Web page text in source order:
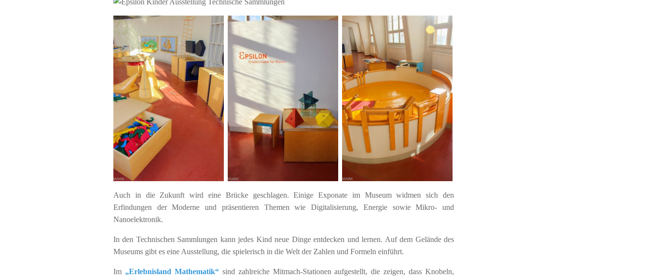
Auch in die Zukunft wird eine Brücke geschlagen. Einige Exponate im Museum widmen sich den
Erfindungen der Moderne und präsentieren Themen wie Digitalisierung, Energie sowie Mikro- und
Nanoelektronik.
In den Technischen Sammlungen kann jedes Kind neue Dinge entdecken und lernen. Auf dem Gelände des
Museums gibt es eine Ausstellung, die spielerisch in die Welt der Zahlen und Formeln einführt.
Im „Erlebnisland Mathematik“sind zahlreiche Mitmach-Stationen aufgestellt, die zeigen, dass Knobeln,